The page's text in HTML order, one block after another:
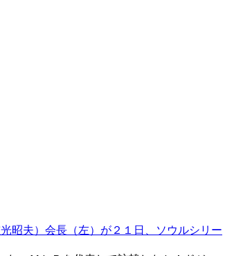
昭夫）会長（左）が２１日、ソウルシリー